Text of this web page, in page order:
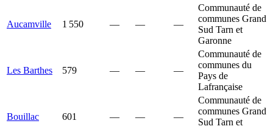
Aucamville 1 550 — — —
Communauté de
communes Grand
Sud Tarn et
Garonne
Les Barthes 579 — — —
Communauté de
communes du
Pays de
Lafrançaise
Bouillac 601 — — —
Communauté de
communes Grand
Sud Tarn et